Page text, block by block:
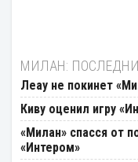
МИЛАН:
Леау не покинет
Киву оценил игру
«Милан» спасся от
«Интером»